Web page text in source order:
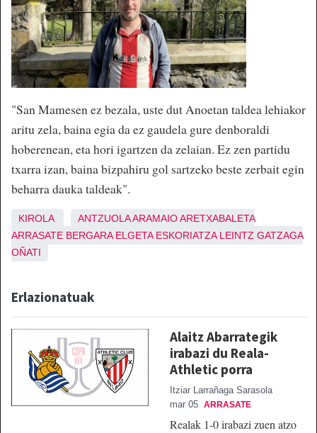
"San Mamesen ez bezala, uste dut Anoetan taldea lehiakor
aritu zela, baina egia da ez gaudela gure denboraldi
hoberenean, eta hori igartzen da zelaian. Ez zen partidu
txarra izan, baina bizpahiru gol sartzeko beste zerbait egin
beharra dauka taldeak".
KIROLA ANTZUOLAARAMAIOARETXABALETA
ARRASATE BERGARA ELGETA ESKORIATZA LEINTZ GATZAGA
OÑATI
Erlazionatuak
Alaitz Abarrategik
irabazi du Reala-
Athletic porra
Itziar Larrañaga Sarasola
mar 05 ARRASATE
Realak 1-0 irabazi zuen atzo